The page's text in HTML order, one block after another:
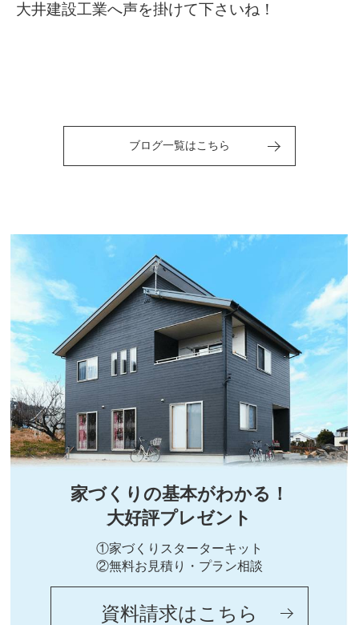
大井建設工業へ声を掛けて下さいね！
ブログ一覧はこちら
家づくりの基本がわかる！
大好評プレゼント
①家づくりスターターキット
②無料お見積り・プラン相談
資料請求はこちら